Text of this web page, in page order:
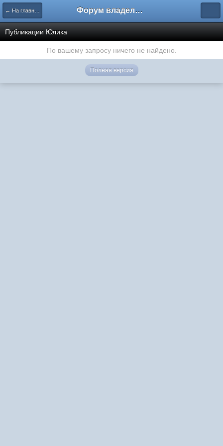
← На главную Форум владельцев интернет-магазинов
Публикации Юлика
По вашему запросу ничего не найдено.
Полная версия